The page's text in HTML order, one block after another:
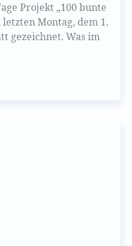
Projekt „100 bunte
Montag, dem 1.
gezeichnet. Was im